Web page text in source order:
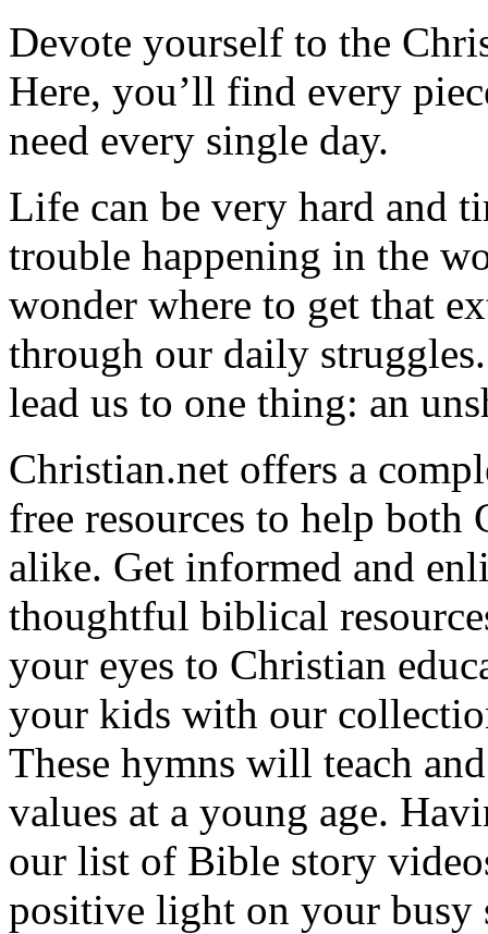
Devote yourself to the
Here, you’ll find every
need every single day.
Life can be very hard and
trouble happening in the
wonder where to get that
through our daily
lead us to one thing: an
Christian.net offers a
free resources to help both
alike. Get informed and
thoughtful biblical
your eyes to Christian
your kids with our
These hymns will teach
values at a young age.
our list of Bible story
positive light on your busy